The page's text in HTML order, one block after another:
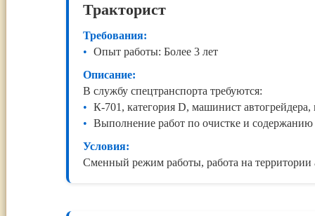
Тракторист
Требования:
Опыт работы: Более 3 лет
Описание:
В службу спецтранспорта требуются:
К-701, категория D, машинист
Выполнение работ по очистке и
Условия:
Сменный режим работы, работа на территории